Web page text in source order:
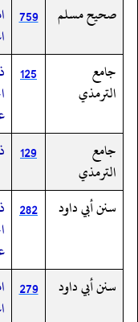
صحيح مسلم
759
جامع
الترمذي
125
جامع
الترمذي
129
سنن أبي داود 282
سنن أبي داود
279